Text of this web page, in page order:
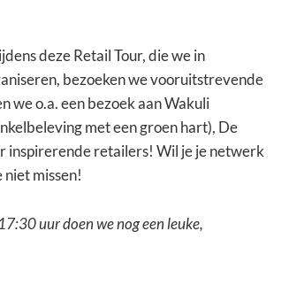
deze Retail Tour, die we in
bezoeken we vooruitstrevende
we o.a. een bezoek aan Wakuli
met een groen hart), De
inspirerende retailers! Wil je je netwerk
niet missen!
uur doen we nog een leuke,